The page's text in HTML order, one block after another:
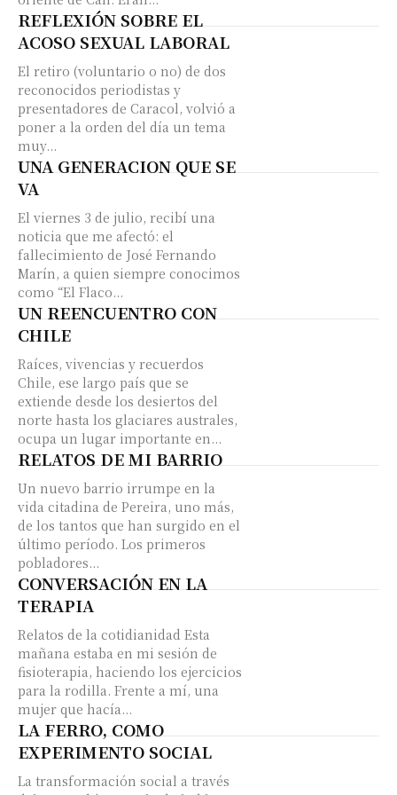
REFLEXIÓN SOBRE EL
ACOSO SEXUAL LABORAL
El retiro (voluntario o no) de dos
reconocidos periodistas y
presentadores de Caracol, volvió a
poner a la orden del día un tema
muy...
UNA GENERACION QUE SE
VA
El viernes 3 de julio, recibí una
noticia que me afectó: el
fallecimiento de José Fernando
Marín, a quien siempre conocimos
como “El Flaco...
UN REENCUENTRO CON
CHILE
Raíces, vivencias y recuerdos
Chile, ese largo país que se
extiende desde los desiertos del
norte hasta los glaciares australes,
ocupa un lugar importante en...
RELATOS DE MI BARRIO
Un nuevo barrio irrumpe en la
vida citadina de Pereira, uno más,
de los tantos que han surgido en el
último período. Los primeros
pobladores...
CONVERSACIÓN EN LA
TERAPIA
Relatos de la cotidianidad Esta
mañana estaba en mi sesión de
fisioterapia, haciendo los ejercicios
para la rodilla. Frente a mí, una
mujer que hacía...
LA FERRO, COMO
EXPERIMENTO SOCIAL
La transformación social a través